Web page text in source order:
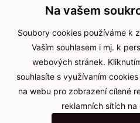
+420
Po - pá:
Důležité
Ochrana
Na vašem
Soubory cookies používáme k
Vaším souhlasem i mj. k
webových stránek.
souhlasíte s využívaním
na webu pro zobrazení cílené
reklamních sítích